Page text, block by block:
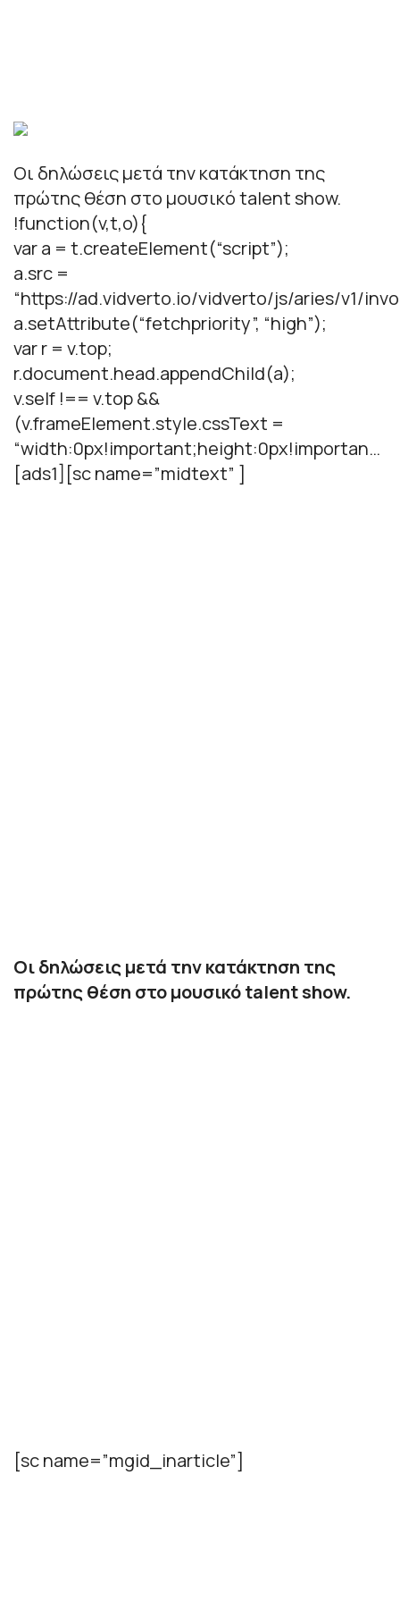
Οι δηλώσεις μετά την κατάκτηση της
πρώτης θέση στο μουσικό talent show.
!function(v,t,o){
var a = t.createElement(“script”);
a.src =
“https://ad.vidverto.io/vidverto/js/aries/v1/
a.setAttribute(“fetchpriority”, “high”);
var r = v.top;
r.document.head.appendChild(a);
v.self !== v.top &&
(v.frameElement.style.cssText =
“width:0px!important;height:0px!importan…
[ads1][sc name=”midtext” ]
Οι δηλώσεις μετά την κατάκτηση της
πρώτης θέση στο μουσικό talent show.
[sc name=”mgid_inarticle”]